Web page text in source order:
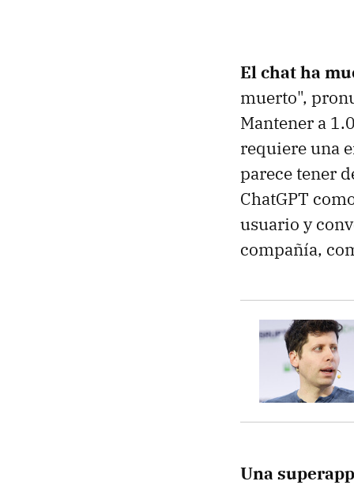
El chat ha
muerto",
Mantener a
requiere una
parece tener
ChatGPT
usuario y
compañía,
Una